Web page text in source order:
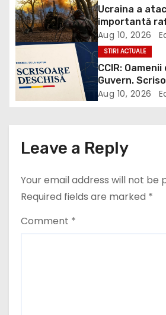
g
a
t
i
n
Ucraina a
importantă
rusesc
aproximativ o
de graniță. Cel
persoane au
circa 40
Aug 10, 2026
STIRI ACTUALE
CCIR:
Guvern.
adresată
Aug 10, 2026
Leave a Reply
Your email address will not be
Required fields are marked *
Comment *